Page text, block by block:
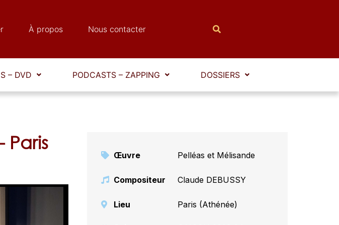
À propos Nous contacter
– DVD PODCASTS – ZAPPING DOSSIERS
Paris
Œuvre Pelléas et Mélisande
Compositeur Claude DEBUSSY
Lieu Paris (Athénée)